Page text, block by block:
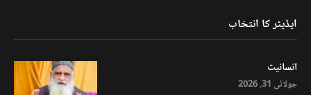
ایڈیٹر کا انتخاب
انسانیت
جولائی 31, 2026